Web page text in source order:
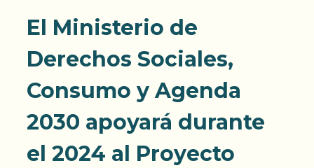
El Ministerio de
Derechos Sociales,
Consumo y Agenda
2030 apoyará durante
el 2024 al Proyecto